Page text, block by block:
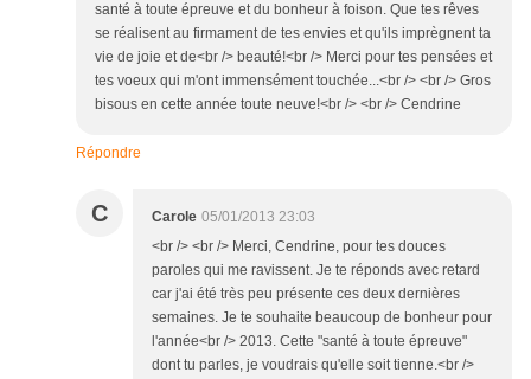
santé à toute épreuve et du bonheur à foison. Que tes rêves
se réalisent au firmament de tes envies et qu'ils imprègnent ta
vie de joie et de<br /> beauté!<br /> Merci pour tes pensées et
tes voeux qui m'ont immensément touchée...<br /> <br /> Gros
bisous en cette année toute neuve!<br /> <br /> Cendrine
Répondre
C Carole 05/01/2013 23:03
<br /> <br /> Merci, Cendrine, pour tes douces
paroles qui me ravissent. Je te réponds avec retard
car j'ai été très peu présente ces deux dernières
semaines. Je te souhaite beaucoup de bonheur pour
l'année<br /> 2013. Cette "santé à toute épreuve"
dont tu parles, je voudrais qu'elle soit tienne.<br />